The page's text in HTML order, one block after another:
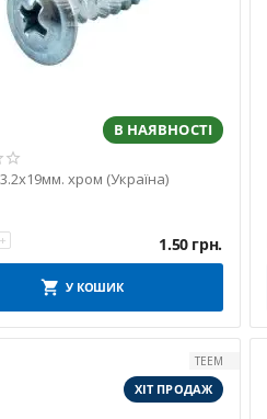
В НАЯВНОСТІ
хром (Україна)
+ 1.50 грн.
У КОШИК
TEEM
ХІТ ПРОДАЖ